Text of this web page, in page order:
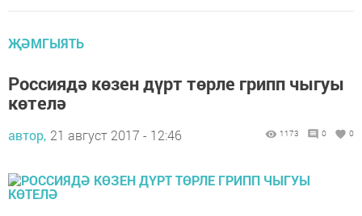
ҖӘМГЫЯТЬ
Россиядә көзен дүрт төрле грипп чыгуы
көтелә
автор, 21 август 2017 - 12:46 1173 0 0